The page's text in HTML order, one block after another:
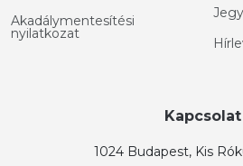
Akadálymentesítési
nyilatkozat
Kapcsolat
1024 Budapest, Kis